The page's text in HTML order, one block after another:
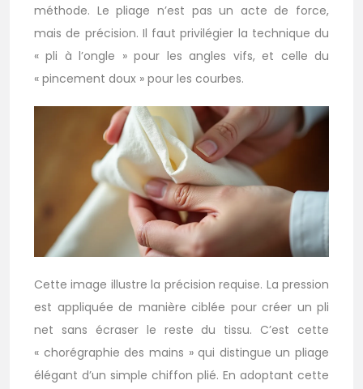
méthode. Le pliage n’est pas un acte de force,
mais de précision. Il faut privilégier la technique du
« pli à l’ongle » pour les angles vifs, et celle du
« pincement doux » pour les courbes.
Cette image illustre la précision requise. La pression
est appliquée de manière ciblée pour créer un pli
net sans écraser le reste du tissu. C’est cette
« chorégraphie des mains » qui distingue un pliage
élégant d’un simple chiffon plié. En adoptant cette